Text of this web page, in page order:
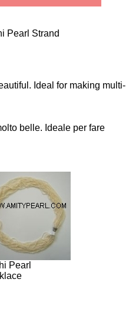
Pearl Strand